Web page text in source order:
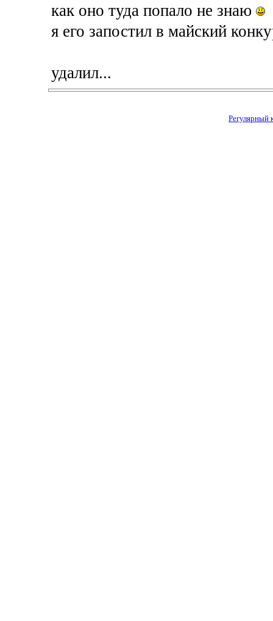
как оно туда попало не знаю
я его запостил в майский
удалил...
Регулярный